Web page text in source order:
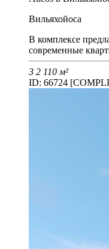
Вильяхойоса
В комплексе
современные
3 2 110 м²
ID: 66724